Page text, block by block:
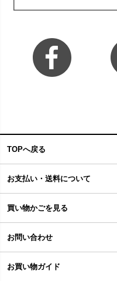
TOPへ戻る
お支払い・送料について
買い物かごを見る
お問い合わせ
お買い物ガイド